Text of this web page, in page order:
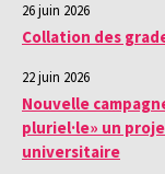
26 juin 2026
Collation des
22 juin 2026
Nouvelle
pluriel·le» un
universitaire